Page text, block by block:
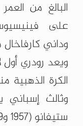
على
وداني
ويعد رودري
وثالث إسباني
ستيفانو (1957 و1959) ولويس سواريز (1960).